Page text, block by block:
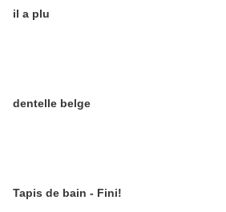
il a plu
dentelle belge
Tapis de bain - Fini!